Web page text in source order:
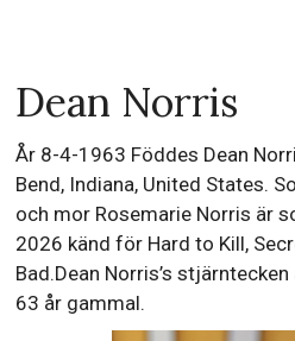
Dean Norris
År 8-4-1963 Föddes Dean
Bend, Indiana, United States.
och mor Rosemarie Norris är
2026 känd för Hard to Kill,
Bad.Dean Norris’s
63 år gammal.